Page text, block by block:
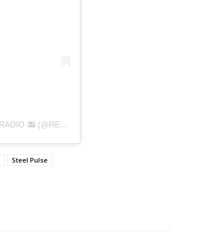
UNA PUBLICACIÓN COMPARTIDA DE 📻 REGGAE ES VIDA RADIO 📻 (@REGGAEESVIDARADIO)
Steel Pulse